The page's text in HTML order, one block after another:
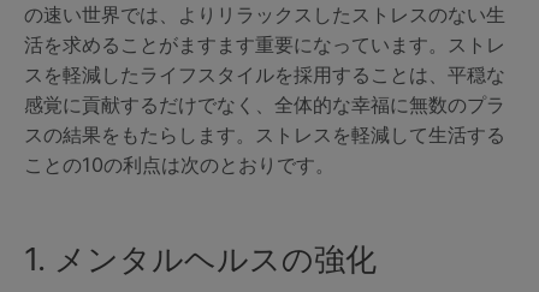
の速い世界では、よりリラックスしたストレスのない生
活を求めることがますます重要になっています。ストレ
スを軽減したライフスタイルを採用することは、平穏な
感覚に貢献するだけでなく、全体的な幸福に無数のプラ
スの結果をもたらします。ストレスを軽減して生活する
ことの10の利点は次のとおりです。
1. メンタルヘルスの強化